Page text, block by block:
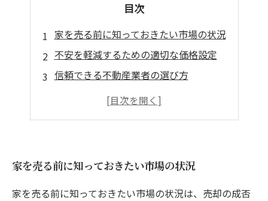
目次
家を売る前に知っておきたい市場の状況
不安を軽減するための適切な価格設定
信頼できる不動産業者の選び方
売却プロセスのステップを理解する
家を売る前に知っておきたい市場の状況
家を売る前に知っておきたい市場の状況は、売却の成否